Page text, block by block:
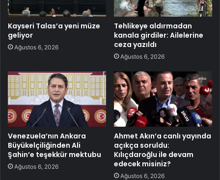
Kayseri Talas’a yeni müze
geliyor
Ağustos 6, 2026
Tehlikeye aldırmadan
kanala girdiler: Ailelerine
ceza yazıldı
Ağustos 6, 2026
Venezuela’nın Ankara
Büyükelçiliğinden Ali
Şahin’e teşekkür mektubu
Ağustos 6, 2026
Ahmet Akın’a canlı yayında
açıkça soruldu:
Kılıçdaroğlu ile devam
edecek misiniz?
Ağustos 6, 2026